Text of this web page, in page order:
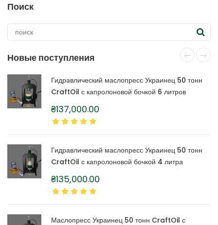
Поиск
Новые поступления
Гидравлический маслопресс Украинец 50 тонн
CraftOil с капролоновой бочкой 6 литров
₴137,000.00
Гидравлический маслопресс Украинец 50 тонн
CraftOil с капролоновой бочкой 4 литра
₴135,000.00
Маслопресс Украинец 50 тонн CraftOil с